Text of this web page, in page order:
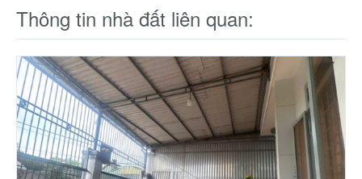
Thông tin nhà đất liên quan: